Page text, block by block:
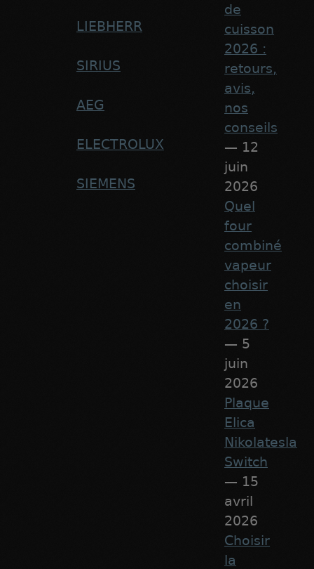
LIEBHERR
SIRIUS
AEG
ELECTROLUX
SIEMENS
de
cuisson
2026 :
retours,
avis,
nos
conseils
— 12
juin
2026
Quel
four
combiné
vapeur
choisir
en
2026 ?
— 5
juin
2026
Plaque
Elica
Nikolatesla
Switch
— 15
avril
2026
Choisir
la